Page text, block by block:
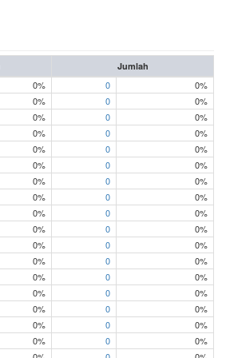
Jumlah
0% 0
0%
0% 0
0%
0% 0
0%
0% 0
0%
0% 0
0%
0% 0
0%
0% 0
0%
0% 0
0%
0% 0
0%
0% 0
0%
0% 0
0%
0% 0
0%
0% 0
0%
0% 0
0%
0% 0
0%
0% 0
0%
0% 0
0%